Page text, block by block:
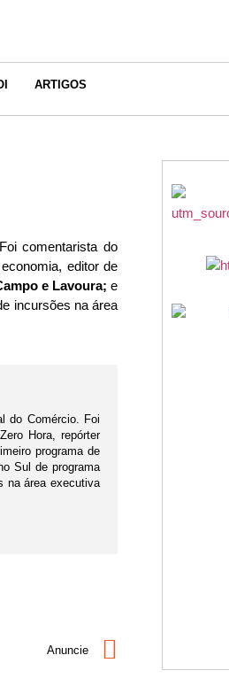
ARTIGOS
comentarista do
editor de
e Lavoura; e
incursões na área
do Comércio. Foi
Hora, repórter
programa de
Sul de programa
na área executiva
Anuncie